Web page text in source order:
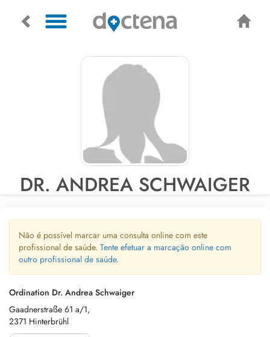
DR. ANDREA SCHWAIGER
Não é possível marcar uma consulta online com este
profissional de saúde. Tente efetuar a marcação online com
outro profissional de saúde.
Ordination Dr. Andrea Schwaiger
Gaadnerstraße 61 a/1,
2371 Hinterbrühl